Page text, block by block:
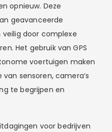
opnieuw. Deze
geavanceerde
door complexe
Het gebruik van GPS
voertuigen maken
sensoren, camera’s
te begrijpen en
voor bedrijven